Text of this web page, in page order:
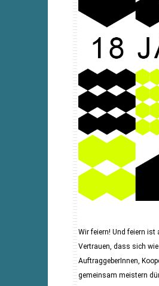
Wir feiern! Und feiern
Vertrauen, dass sich
AuftraggeberInnen,
gemeinsam meistern